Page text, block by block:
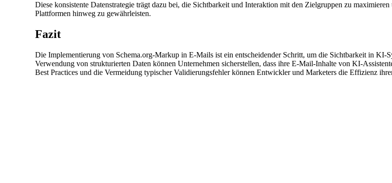
Diese konsistente Datenstrategie trägt dazu bei, die Sichtbarkeit und Interaktion mit den Zielgruppen zu
Plattformen hinweg zu gewährleisten.
Fazit
Die Implementierung von Schema.org-Markup in E-Mails ist ein entscheidender Schritt, um die Sichtbarkeit in KI-
Verwendung von strukturierten Daten können Unternehmen sicherstellen, dass ihre E-Mail-Inhalte von KI-
Best Practices und die Vermeidung typischer Validierungsfehler können Entwickler und Marketers die Effizienz